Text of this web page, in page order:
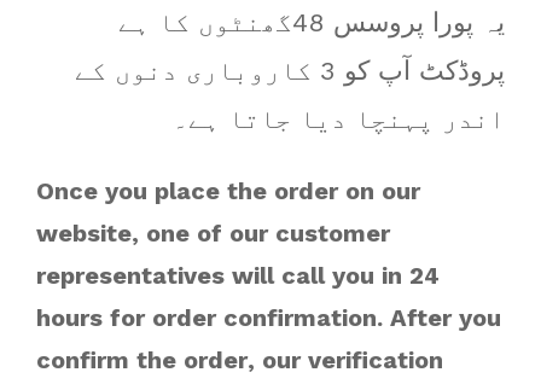
یہ پورا پروسس 48گھنٹوں کا ہے
پروڈکٹ آپ کو 3 کاروباری دنوں کے
اندر پہنچا دیا جاتا ہے۔
Once you place the order on our
website, one of our customer
representatives will call you in 24
hours for order confirmation. After you
confirm the order, our verification